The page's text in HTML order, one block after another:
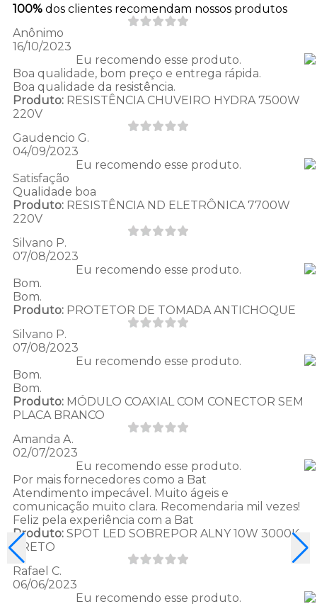
100% dos clientes recomendam nossos produtos
Anônimo
16/10/2023
Eu recomendo esse produto.
Boa qualidade, bom preço e entrega rápida.
Boa qualidade da resistência.
Produto:RESISTÊNCIA CHUVEIRO HYDRA 7500W
220V
Gaudencio G.
04/09/2023
Eu recomendo esse produto.
Satisfação
Qualidade boa
Produto:RESISTÊNCIA ND ELETRÔNICA 7700W
220V
Silvano P.
07/08/2023
Eu recomendo esse produto.
Bom.
Bom.
Produto:PROTETOR DE TOMADA ANTICHOQUE
Silvano P.
07/08/2023
Eu recomendo esse produto.
Bom.
Bom.
Produto:MÓDULO COAXIAL COM CONECTOR SEM
PLACA BRANCO
Amanda A.
02/07/2023
Eu recomendo esse produto.
Por mais fornecedores como a Bat
Atendimento impecável. Muito ágeis e
comunicação muito clara. Recomendaria mil vezes!
Feliz pela experiência com a Bat
Produto:SPOT LED SOBREPOR ALNY 10W 3000K
PRETO
Rafael C.
06/06/2023
Eu recomendo esse produto.